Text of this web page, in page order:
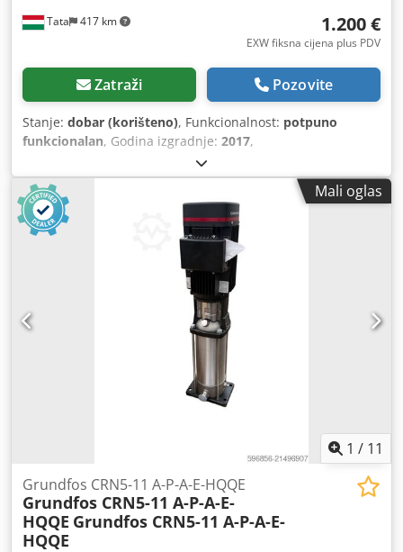
Tata 417 km 1.200 €
EXW fiksna cijena plus PDV
Zatraži Pozovite
Stanje: dobar (korišteno), Funkcionalnost: potpuno
funkcionalan, Godina izgradnje: 2017,
Mali oglas
1 / 11
Grundfos CRN5-11 A-P-A-E-HQQE
Grundfos CRN5-11 A-P-A-E-
HQQE Grundfos CRN5-11 A-P-A-E-
HQQE